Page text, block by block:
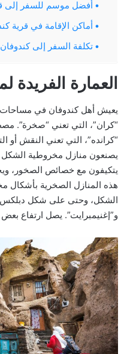
أفضل موسم للسفر إلى
أماكن الإقامة في قرية
تكلفة السفر إلى كندوفان
العمارة الفريدة
يعيش أهل كندوفان في مساحات
“كران”، التي تعني “صخرة”.
“كرانده”، التي تعني النقش أو
يصنعون منازل مخروطية الشكل
يتكيفون مع خصائص الصخور،
هذه المنازل الصخرية بأشكال
الشكل، وحتى على شكل
و”إغنيمبرايت”. يصل ارتفاع بعض